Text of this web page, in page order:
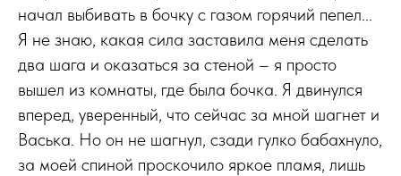
начал выбивать в бочку с газом горячий пепел...
Я не знаю, какая сила заставила меня сделать
два шага и оказаться за стеной – я просто
вышел из комнаты, где была бочка. Я двинулся
вперед, уверенный, что сейчас за мной шагнет и
Васька. Но он не шагнул, сзади гулко бабахнуло,
за моей спиной проскочило яркое пламя, лишь